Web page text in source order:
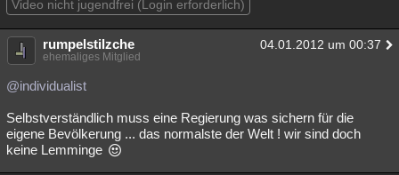
Video nicht jugendfrei (Login erforderlich)
rumpelstilzche 04.01.2012 um 00:37
ehemaliges Mitglied
@individualist
Selbstverständlich muss eine Regierung was sichern für die
eigene Bevölkerung ... das normalste der Welt ! wir sind doch
keine Lemminge